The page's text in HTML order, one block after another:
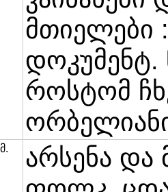
მთიელები
დოკუმენტ.
როსტომ
არსენა და